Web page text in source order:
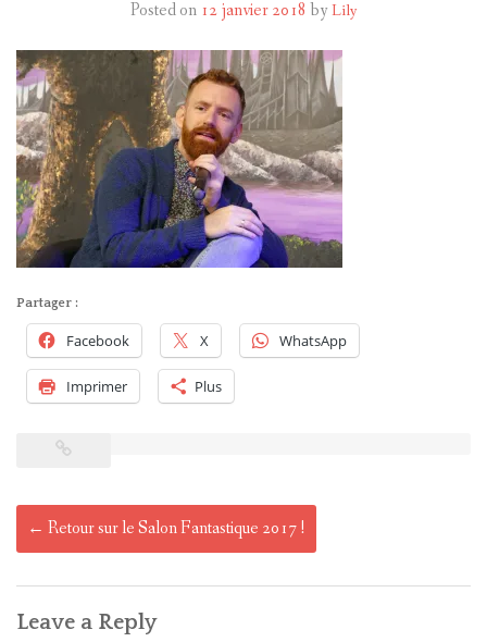
HARRY POTTER
LES ACTEURS
J.K. ROWLING
PRODUITS DÉRIVÉS
A PROPOS
Posted on 12 janvier 2018 by Lily
Partager :
Facebook X WhatsApp
Imprimer Plus
Post
navigation
← Retour sur le Salon Fantastique 2017 !
Leave a Reply